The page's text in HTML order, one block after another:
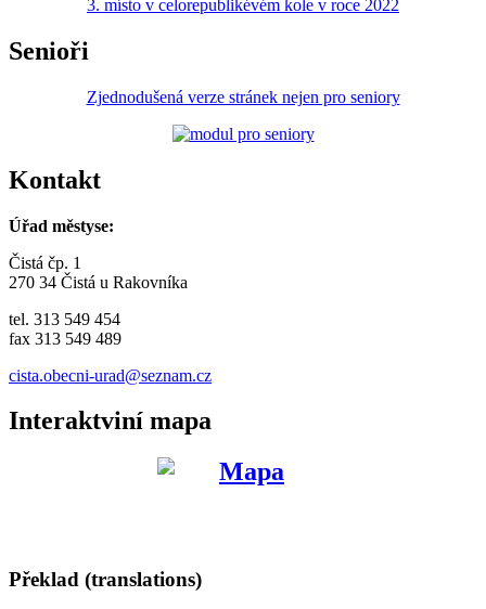
3. místo v celorepublikévém kole v roce 2022
Senioři
Zjednodušená verze stránek nejen pro seniory
Kontakt
Úřad městyse:
Čistá čp. 1
270 34 Čistá u Rakovníka
tel. 313 549 454
fax 313 549 489
cista.obecni-urad@seznam.cz
Interaktviní mapa
Překlad (translations)